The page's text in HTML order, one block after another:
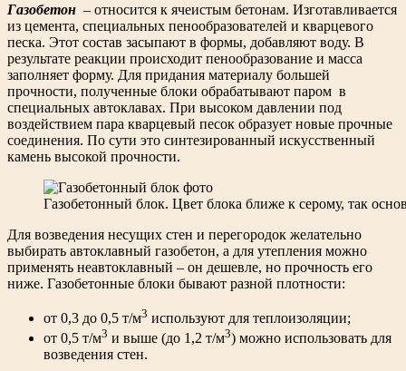
Газобетон – относится к ячеистым бетонам. Изготавливается
из цемента, специальных пенообразователей и кварцевого
песка. Этот состав засыпают в формы, добавляют воду. В
результате реакции происходит пенообразование и масса
заполняет форму. Для придания материалу большей
прочности, полученные блоки обрабатывают паром в
специальных автоклавах. При высоком давлении под
воздействием пара кварцевый песок образует новые прочные
соединения. По сути это синтезированный искусственный
камень высокой прочности.
Газобетонный блок. Цвет блока ближе к серому, так
Для возведения несущих стен и перегородок желательно
выбирать автоклавный газобетон, а для утепления можно
применять неавтоклавный – он дешевле, но прочность его
ниже. Газобетонные блоки бывают разной плотности:
от 0,3 до 0,5 т/м3 используют для теплоизоляции;
от 0,5 т/м3 и выше (до 1,2 т/м3) можно использовать для
возведения стен.